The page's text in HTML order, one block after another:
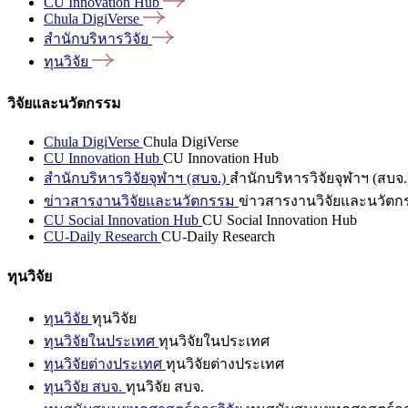
Chula DigiVerse
สำนักบริหารวิจัย
ทุนวิจัย
วิจัยและนวัตกรรม
Chula DigiVerse Chula DigiVerse
CU Innovation Hub CU Innovation Hub
สำนักบริหารวิจัยจุฬาฯ (สบจ.) สำนักบริหารวิจัยจุฬาฯ (สบจ
ข่าวสารงานวิจัยและนวัตกรรม ข่าวสารงานวิจัยและนวัตก
CU Social Innovation Hub CU Social Innovation Hub
CU-Daily Research CU-Daily Research
ทุนวิจัย
ทุนวิจัย ทุนวิจัย
ทุนวิจัยในประเทศ ทุนวิจัยในประเทศ
ทุนวิจัยต่างประเทศ ทุนวิจัยต่างประเทศ
ทุนวิจัย สบจ. ทุนวิจัย สบจ.